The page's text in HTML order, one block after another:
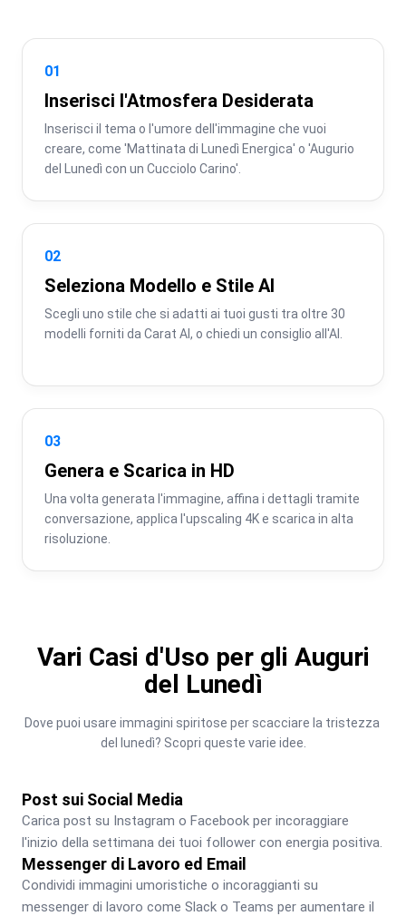
01
Inserisci l'Atmosfera Desiderata
Inserisci il tema o l'umore dell'immagine che vuoi
creare, come 'Mattinata di Lunedì Energica' o 'Augurio
del Lunedì con un Cucciolo Carino'.
02
Seleziona Modello e Stile AI
Scegli uno stile che si adatti ai tuoi gusti tra oltre 30
modelli forniti da Carat AI, o chiedi un consiglio all'AI.
03
Genera e Scarica in HD
Una volta generata l'immagine, affina i dettagli tramite
conversazione, applica l'upscaling 4K e scarica in alta
risoluzione.
Vari Casi d'Uso per gli Auguri
del Lunedì
Dove puoi usare immagini spiritose per scacciare la tristezza
del lunedì? Scopri queste varie idee.
Post sui Social Media
Carica post su Instagram o Facebook per incoraggiare
l'inizio della settimana dei tuoi follower con energia positiva.
Messenger di Lavoro ed Email
Condividi immagini umoristiche o incoraggianti su
messenger di lavoro come Slack o Teams per aumentare il